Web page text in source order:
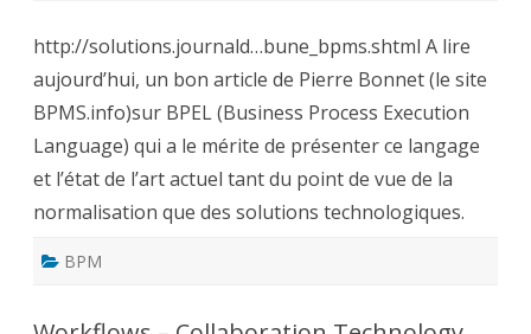
et
réalité
par
Pierre
Bonnet
http://solutions.journald…bune_bpms.shtml A lire
aujourd’hui, un bon article de Pierre Bonnet (le site
BPMS.info)sur BPEL (Business Process Execution
Language) qui a le mérite de présenter ce langage
et l’état de l’art actuel tant du point de vue de la
normalisation que des solutions technologiques.
BPM